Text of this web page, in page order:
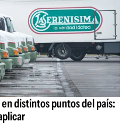
distintos puntos del país: